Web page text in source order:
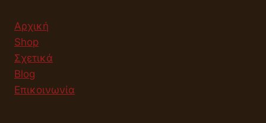
Αρχική
Shop
Σχετικά
Blog
Επικοινωνία